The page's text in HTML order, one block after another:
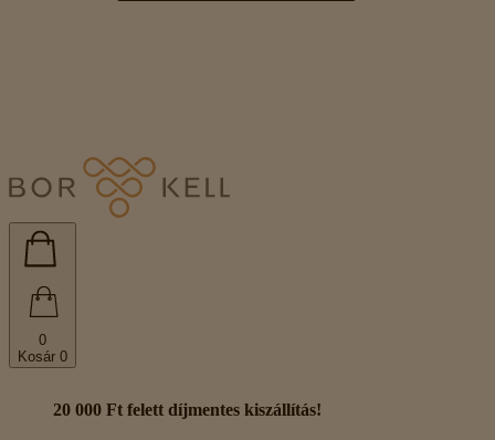
0
Kosár 0
20 000 Ft felett díjmentes kiszállítás!